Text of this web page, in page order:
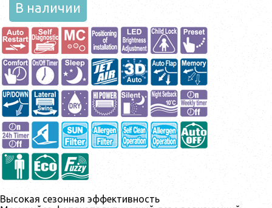
В наличии
Bысокая сезонная эффективность